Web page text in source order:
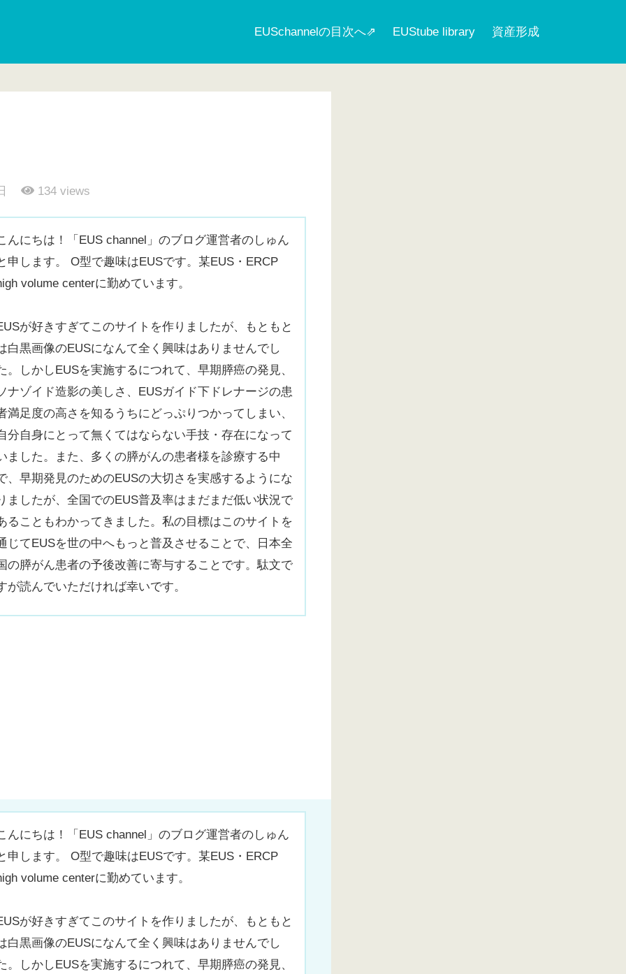
EUSchannelの目次へ⇗ EUStube library 資産形成
134 views
んにちは！「EUS channel」のブログ運営者のしゅん
申します。 O型で趣味はEUSです。某EUS・ERCP
volume centerに勤めています。
が好きすぎてこのサイトを作りましたが、もともと
白黒画像のEUSになんて全く興味はありませんでし
。しかしEUSを実施するにつれて、早期膵癌の発見、
ナゾイド造影の美しさ、EUSガイド下ドレナージの患
満足度の高さを知るうちにどっぷりつかってしまい、
分自身にとって無くてはならない手技・存在になって
ました。また、多くの膵がんの患者様を診療する中
、早期発見のためのEUSの大切さを実感するようにな
ましたが、全国でのEUS普及率はまだまだ低い状況で
ることもわかってきました。私の目標はこのサイトを
じてEUSを世の中へもっと普及させることで、日本全
の膵がん患者の予後改善に寄与することです。駄文で
が読んでいただければ幸いです。
んにちは！「EUS channel」のブログ運営者のしゅん
申します。 O型で趣味はEUSです。某EUS・ERCP
volume centerに勤めています。
が好きすぎてこのサイトを作りましたが、もともと
白黒画像のEUSになんて全く興味はありませんでし
。しかしEUSを実施するにつれて、早期膵癌の発見、